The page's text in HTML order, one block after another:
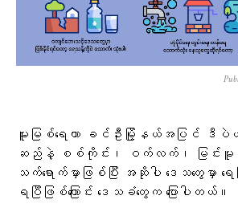
မူးမြစ်ရေဟာ ခင်ဦးမြို့နယ်အပြင် ဒီ
ဆည်နဲ့ စစ်ကိုင်း၊ ဝက်လက်၊ မြင်း
သက်ရောက်မှာဖြစ်ပြီး အဆိုပါ ဒေသတွေမှာ ရေက
ရပြီဖြစ်ကြောင်း ဒေသခံတွေက ပြောပါတယ်​။